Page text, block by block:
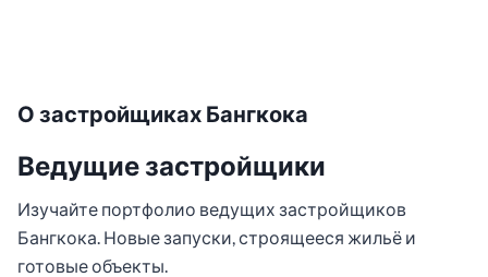
О застройщиках Бангкока
Ведущие застройщики
Изучайте портфолио ведущих застройщиков
Бангкока. Новые запуски, строящееся жильё и
готовые объекты.